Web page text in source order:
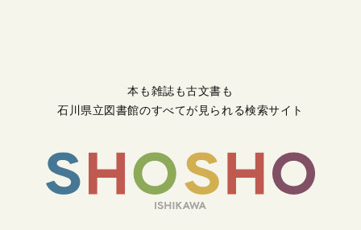
本も雑誌も古文書も
石川県立図書館のすべてが見られる検索サイト